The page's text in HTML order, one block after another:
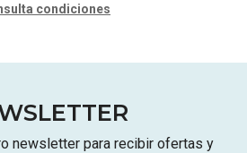
condiciones
newsletter para recibir ofertas y